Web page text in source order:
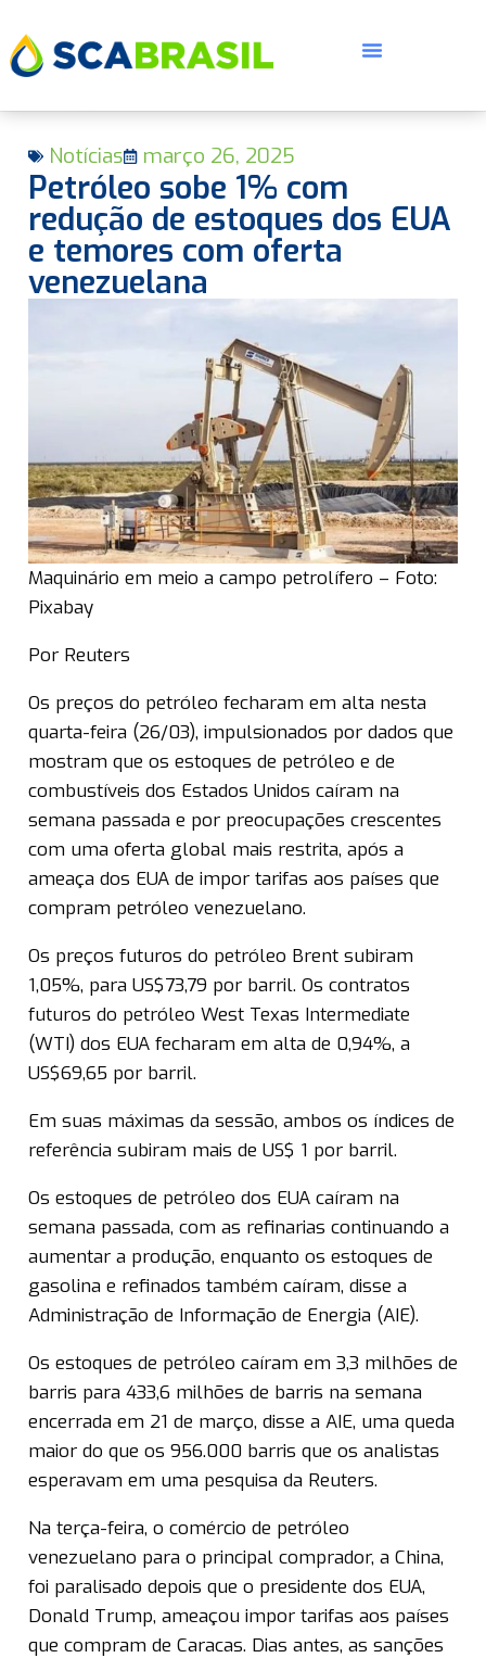
Notícias março 26, 2025
Petróleo sobe 1% com
redução de estoques dos EUA
e temores com oferta
venezuelana
Maquinário em meio a campo petrolífero – Foto:
Pixabay
Por Reuters
Os preços do petróleo fecharam em alta nesta
quarta-feira (26/03), impulsionados por dados que
mostram que os estoques de petróleo e de
combustíveis dos Estados Unidos caíram na
semana passada e por preocupações crescentes
com uma oferta global mais restrita, após a
ameaça dos EUA de impor tarifas aos países que
compram petróleo venezuelano.
Os preços futuros do petróleo Brent subiram
1,05%, para US$73,79 por barril. Os contratos
futuros do petróleo West Texas Intermediate
(WTI) dos EUA fecharam em alta de 0,94%, a
US$69,65 por barril.
Em suas máximas da sessão, ambos os índices de
referência subiram mais de US$ 1 por barril.
Os estoques de petróleo dos EUA caíram na
semana passada, com as refinarias continuando a
aumentar a produção, enquanto os estoques de
gasolina e refinados também caíram, disse a
Administração de Informação de Energia (AIE).
Os estoques de petróleo caíram em 3,3 milhões de
barris para 433,6 milhões de barris na semana
encerrada em 21 de março, disse a AIE, uma queda
maior do que os 956.000 barris que os analistas
esperavam em uma pesquisa da Reuters.
Na terça-feira, o comércio de petróleo
venezuelano para o principal comprador, a China,
foi paralisado depois que o presidente dos EUA,
Donald Trump, ameaçou impor tarifas aos países
que compram de Caracas. Dias antes, as sanções